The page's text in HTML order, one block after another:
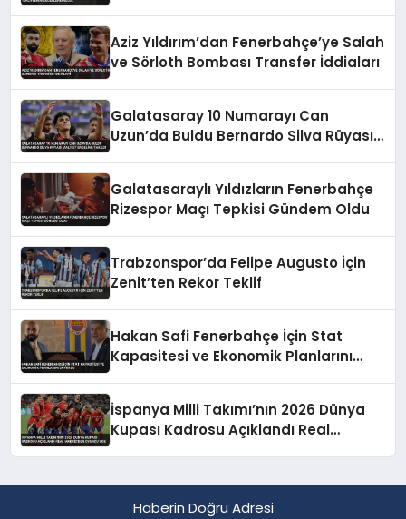
Aziz Yıldırım’dan Fenerbahçe’ye Salah
ve Sörloth Bombası Transfer İddiaları
Galatasaray 10 Numarayı Can
Uzun’da Buldu Bernardo Silva Rüyası
Galatasaraylı Yıldızların Fenerbahçe
Rizespor Maçı Tepkisi Gündem Oldu
Trabzonspor’da Felipe Augusto İçin
Zenit’ten Rekor Teklif
Hakan Safi Fenerbahçe İçin Stat
Kapasitesi ve Ekonomik Planlarını
İspanya Milli Takımı’nın 2026 Dünya
Kupası Kadrosu Açıklandı Real
Haberin Doğru Adresi